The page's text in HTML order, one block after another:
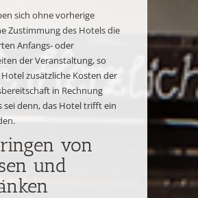
sich ohne vorherige
Zustimmung des Hotels die
Anfangs- oder
der Veranstaltung, so
zusätzliche Kosten der
in Rechnung
sei denn, das Hotel trifft ein
von
und